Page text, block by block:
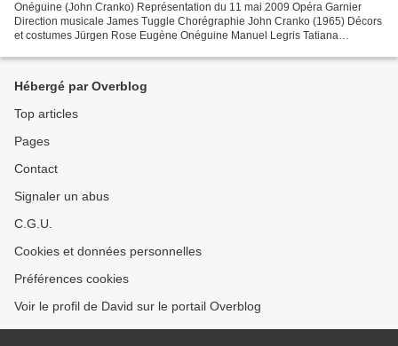
Onéguine (John Cranko) Représentation du 11 mai 2009 Opéra Garnier
Direction musicale James Tuggle Chorégraphie John Cranko (1965) Décors
et costumes Jürgen Rose Eugène Onéguine Manuel Legris Tatiana
Hébergé par Overblog
Top articles
Pages
Contact
Signaler un abus
C.G.U.
Cookies et données personnelles
Préférences cookies
Voir le profil de David sur le portail Overblog